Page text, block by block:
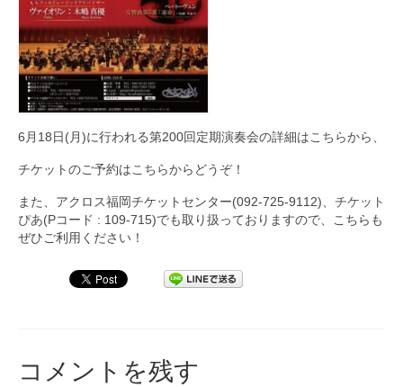
6月18日(月)に行われる第200回定期演奏会の詳細はこちらから、
チケットのご予約はこちらからどうぞ！
また、アクロス福岡チケットセンター(092-725-9112)、 チケット
ぴあ(Pコード : 109-715)でも取り扱っておりますので、こちらも
ぜひご利用ください！
コメントを残す